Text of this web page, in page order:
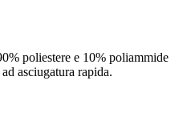
poliestere e 10% poliammide
asciugatura rapida.